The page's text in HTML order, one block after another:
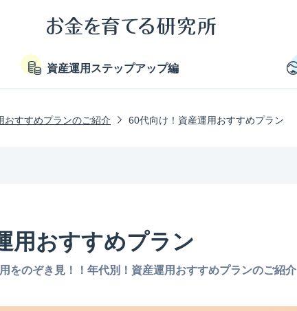
資産運用ステップアップ編
おすすめプランのご紹介 60代向け！資産運用おすすめプラン
用おすすめプラン
をのぞき見！！年代別！資産運用おすすめプランのご紹介